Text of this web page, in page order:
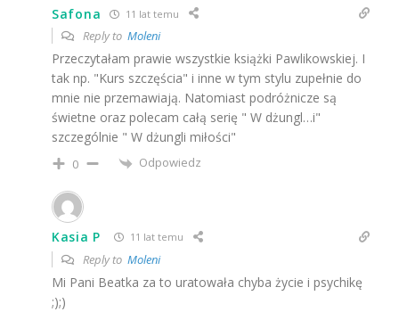
Safona 11 lat temu
Reply to Moleni
Przeczytałam prawie wszystkie książki Pawlikowskiej. I
tak np. "Kurs szczęścia" i inne w tym stylu zupełnie do
mnie nie przemawiają. Natomiast podróżnicze są
świetne oraz polecam całą serię " W dżungl…i"
szczególnie " W dżungli miłości"
0 Odpowiedz
Kasia P 11 lat temu
Reply to Moleni
Mi Pani Beatka za to uratowała chyba życie i psychikę
;);)